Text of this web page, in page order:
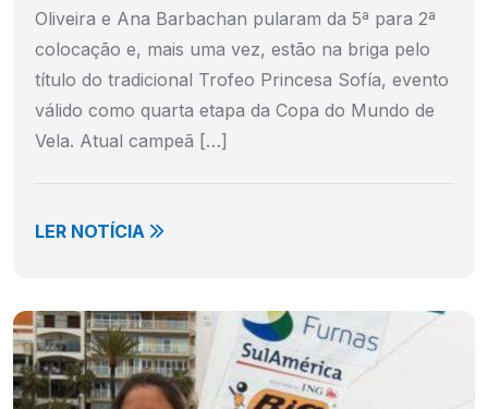
Oliveira e Ana Barbachan pularam da 5ª para 2ª
colocação e, mais uma vez, estão na briga pelo
título do tradicional Trofeo Princesa Sofía, evento
válido como quarta etapa da Copa do Mundo de
Vela. Atual campeã […]
LER NOTÍCIA